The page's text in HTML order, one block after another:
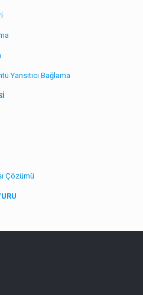
Yansıtıcı Bağlama
Çözümü